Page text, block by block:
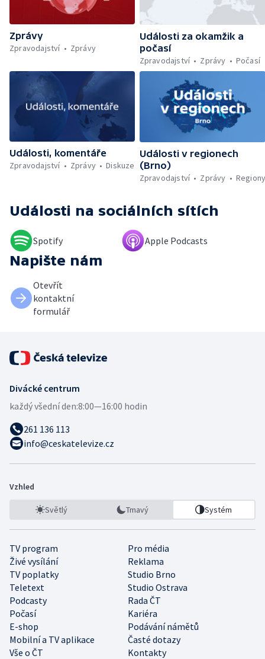
památek — Brasil Fest v Brně
Zprávy
Zpravodajství
Zprávy
Události za okamžik a
počasí
Zpravodajství
Zprávy Počasí
Události, komentáře
Zpravodajství
Zprávy Diskuze
Události v regionech
(Brno)
Zpravodajství
Zprávy
Události na sociálních sítích
Spotify Apple Podcasts
Napište nám
Otevřít
kontaktní
formulář
Divácké centrum
každý všední den:8:00—16:00 hodin
261 136 113
info@ceskatelevize.cz
Vzhled
Světlý Tmavý Systém
TV program
Pro média
Živé vysílání
Reklama
TV poplatky
Studio Brno
Teletext
Studio Ostrava
Podcasty
Rada ČT
Počasí
Kariéra
E-shop
Podávání námětů
Mobilní a TV aplikace
Časté dotazy
Vše o ČT
Kontakty